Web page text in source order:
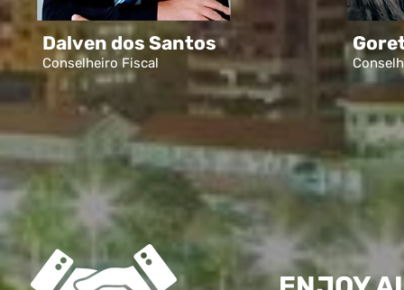
Dalven dos Santos
Conselheiro Fiscal